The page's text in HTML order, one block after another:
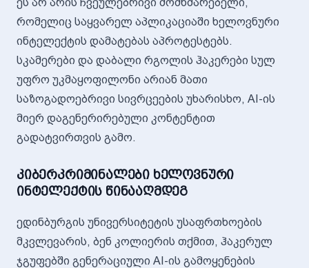
რომელიც საყვარელ აპლიკაციაში ხელოვნური
ინტელექტის დამატებას აპროტესტებს.
სკამერები და დაბალი რგოლის ჰაკერები სულ
უფრო უკმაყოფილონი არიან მათი
საზოგადოებრივი სივრცეების უხარისხო, AI-ის
მიერ დაგენერირებული კონტენტით
გადატვირთვის გამო.
კიბერკრიმინალები ხელოვნური
ინტელექტის წინააღმდეგ
ედინბურგის უნივერსიტეტის უსაფრთხოების
მკვლევარის, ბენ კოლიერის თქმით, ჰაკერულ
ჯგუფებში გენერაციული AI-ის გამოყენების